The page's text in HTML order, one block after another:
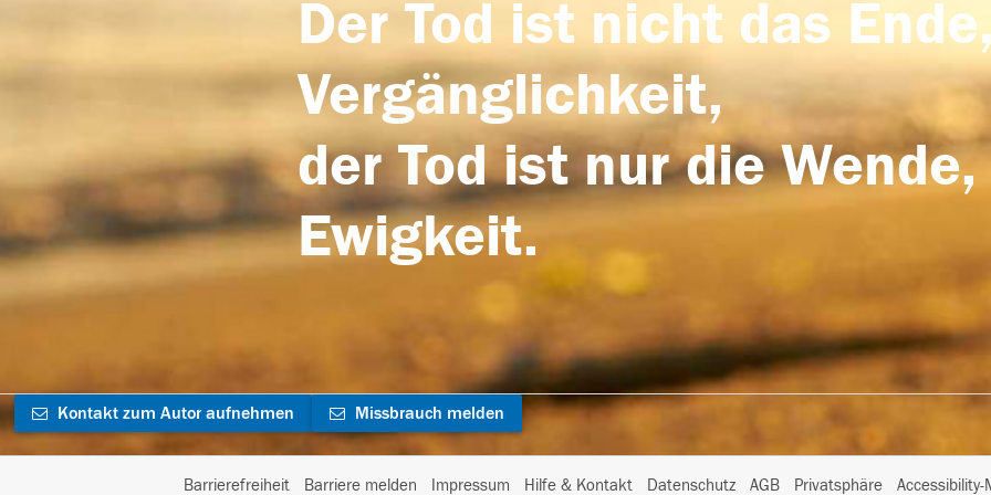
Der Tod ist nicht das
Vergänglichkeit,
der Tod ist nur die
Ewigkeit.
Kontakt zum Autor aufnehmen Missbrauch melden
Barrierefreiheit Barriere melden Impressum Hilfe & Kontakt Datenschutz AGB Privatsphäre I